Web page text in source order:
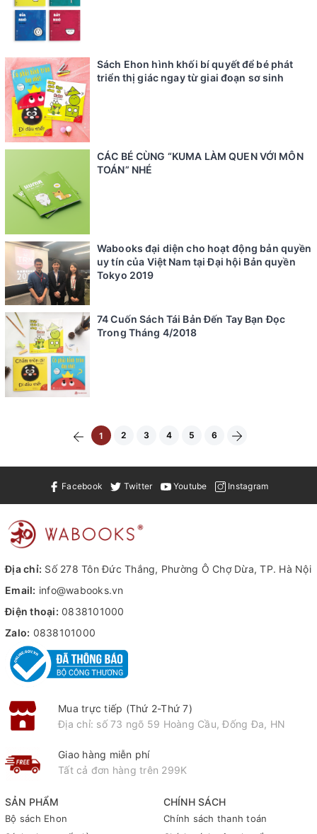
Sách Ehon hình khối bí quyết để bé phát
triển thị giác ngay từ giai đoạn sơ sinh
CÁC BÉ CÙNG “KUMA LÀM QUEN VỚI MÔN
TOÁN” NHÉ
Wabooks đại diện cho hoạt động bản quyền
uy tín của Việt Nam tại Đại hội Bản quyền
Tokyo 2019
74 Cuốn Sách Tái Bản Đến Tay Bạn Đọc
Trong Tháng 4/2018
1 2 3 4 5 6
Facebook Twitter Youtube Instagram
SẢN PHẨM
Bộ sách Ehon
CHÍNH SÁCH
Chính sách thanh toán
Địa chỉ: Số 278 Tôn Đức Thắng, Phường Ô Chợ Dừa, TP. Hà Nội
Email: info@wabooks.vn
Điện thoại: 0838101000
Zalo: 0838101000
Mua trực tiếp (Thứ 2-Thứ 7)
Địa chỉ: số 73 ngõ 59 Hoàng Cầu, Đống Đa, HN
Giao hàng miễn phí
Tất cả đơn hàng trên 299K